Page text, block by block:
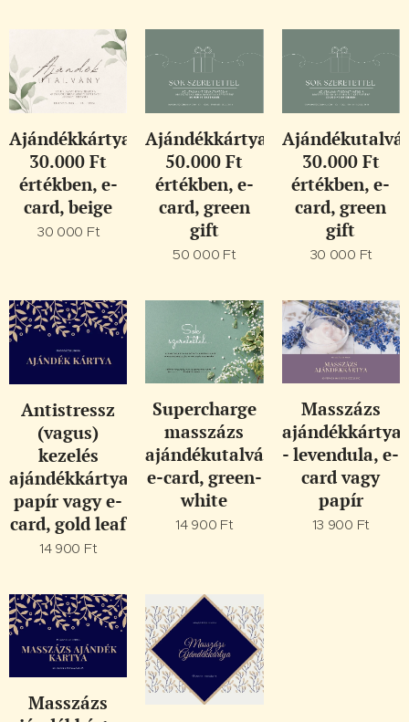
Ajándékkártya
30.000 Ft
értékben, e-
card, beige
30 000 Ft
Ajándékkártya
50.000 Ft
értékben, e-
card, green
gift
50 000 Ft
30.000 Ft
értékben, e-
card, green
gift
30 000 Ft
Antistressz
(vagus)
kezelés
ajándékkártya,
papír vagy e-
card, gold leaf
14 900 Ft
Supercharge
masszázs
ajándékutalvány,
e-card, green-
white
14 900 Ft
Masszázs
ajándékkártya
- levendula, e-
card vagy
papír
13 900 Ft
Masszázs